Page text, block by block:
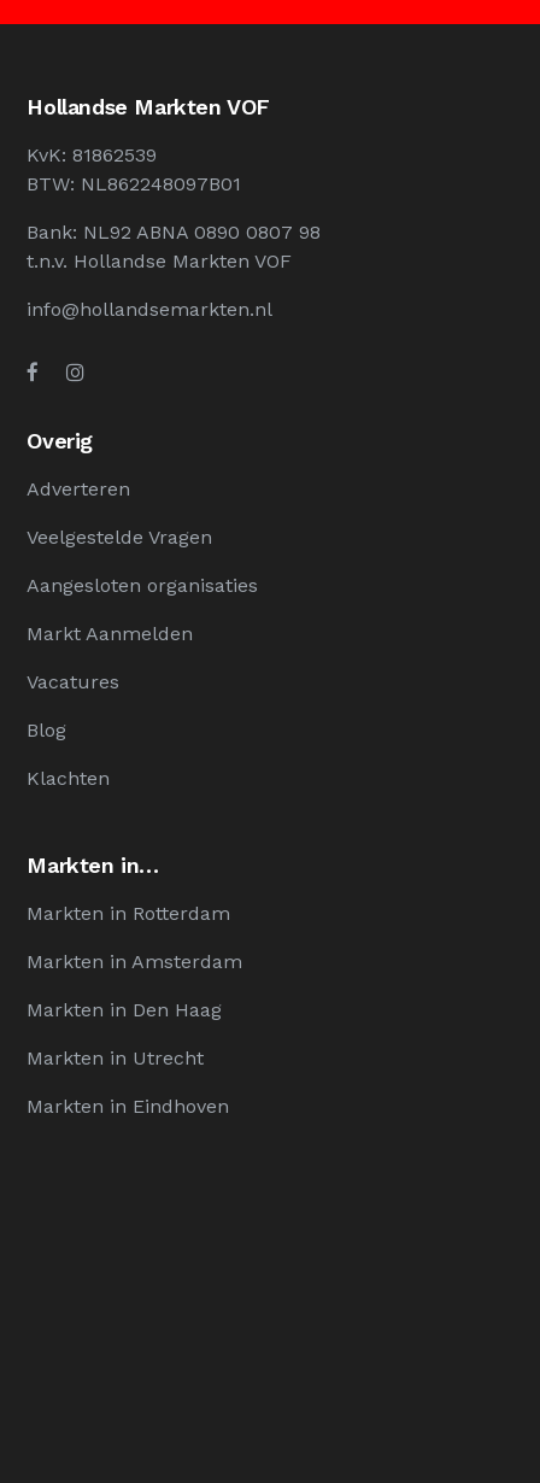
Hollandse Markten VOF
KvK: 81862539
BTW: NL862248097B01
Bank: NL92 ABNA 0890 0807 98
t.n.v. Hollandse Markten VOF
info@hollandsemarkten.nl
Overig
Adverteren
Veelgestelde Vragen
Aangesloten organisaties
Markt Aanmelden
Vacatures
Blog
Klachten
Markten in…
Markten in Rotterdam
Markten in Amsterdam
Markten in Den Haag
Markten in Utrecht
Markten in Eindhoven